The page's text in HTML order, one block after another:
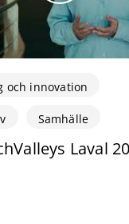
och innovation
Samhälle
Laval